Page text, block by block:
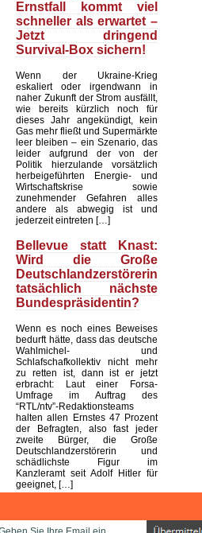
Ernstfall kommt viel
schneller als erwartet –
Jetzt dringend
Survival-Box sichern!
Wenn der Ukraine-Krieg
eskaliert oder irgendwann in
naher Zukunft der Strom ausfällt,
wie bereits kürzlich noch für
dieses Jahr angekündigt, kein
Gas mehr fließt und Supermärkte
leer bleiben – ein Szenario, das
leider aufgrund der von der
Politik hierzulande vorsätzlich
herbeigeführten Energie- und
Wirtschaftskrise sowie
zunehmender Gefahren alles
andere als abwegig ist und
jederzeit eintreten […]
Bellevue statt Knast:
Wird die Große
Deutschlandzerstörerin
tatsächlich nächste
Bundespräsidentin?
Wenn es noch eines Beweises
bedurft hätte, dass das deutsche
Wahlmichel- und
Schlafschafkollektiv nicht mehr
zu retten ist, dann ist er jetzt
erbracht: Laut einer Forsa-
Umfrage im Auftrag des
“RTL/ntv”-Redaktionsteams
halten allen Ernstes 47 Prozent
der Befragten, also fast jeder
zweite Bürger, die Große
Deutschlandzerstörerin und
schädlichste Figur im
Kanzleramt seit Adolf Hitler für
geeignet, […]